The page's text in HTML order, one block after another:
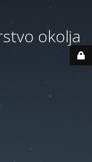
okolja